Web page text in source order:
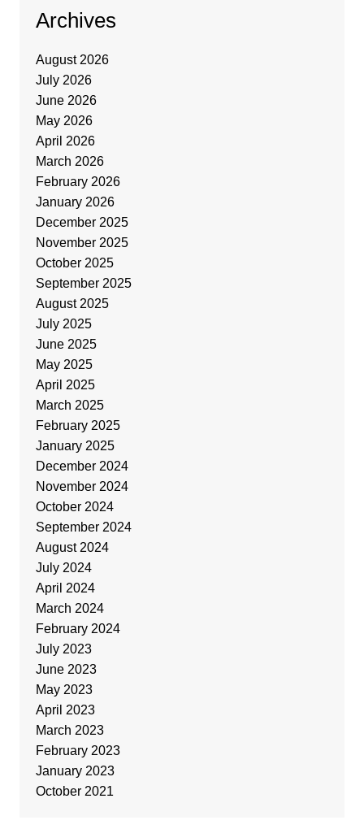
Archives
August 2026
July 2026
June 2026
May 2026
April 2026
March 2026
February 2026
January 2026
December 2025
November 2025
October 2025
September 2025
August 2025
July 2025
June 2025
May 2025
April 2025
March 2025
February 2025
January 2025
December 2024
November 2024
October 2024
September 2024
August 2024
July 2024
April 2024
March 2024
February 2024
July 2023
June 2023
May 2023
April 2023
March 2023
February 2023
January 2023
October 2021